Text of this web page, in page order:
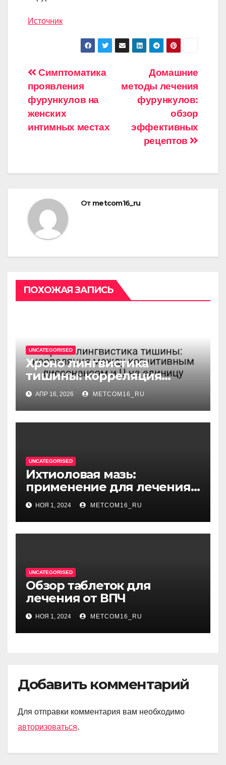
Источник
Навигация
по
записям
Домашние
методы лечения
фурункулов:
обзор
эффективных
рецептов
Симптоматика
проявления
фурункулов на
женских
интимных местах
От metcom16_ru
ПОХОЖАЯ ЗАПИСЬ
UNCATEGORISED
Хроно лингвистика
тишины: корреляция
между когнитивным
диссонансом и U на
единицу
АПР 16, 2026 METCOM16_RU
UNCATEGORISED
Ихтиоловая мазь:
применение для лечения
фурункулов
НОЯ 1, 2024 METCOM16_RU
UNCATEGORISED
Обзор таблеток для
лечения от ВПЧ
НОЯ 1, 2024 METCOM16_RU
Добавить комментарий
Для отправки комментария вам необходимо
авторизоваться.